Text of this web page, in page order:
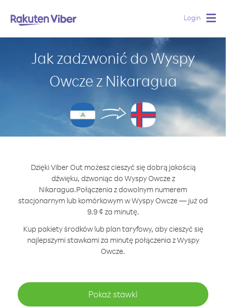
Login
Jak zadzwonić do Wyspy
Owcze z Nikaragua
Dzięki Viber Out możesz cieszyć się dobrą jakością
dźwięku, dzwoniąc do Wyspy Owcze z
Nikaragua.Połączenia z dowolnym numerem
stacjonarnym lub komórkowym w Wyspy Owcze — już od
9.9 ¢ za minutę.
Kup pakiety środków lub plan taryfowy, aby cieszyć się
najlepszymi stawkami za minutę połączenia z Wyspy
Owcze.
Pokaż stawki